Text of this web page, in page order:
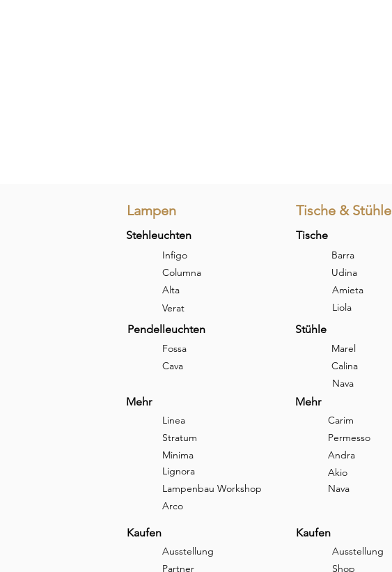
Lampen
Stehleuchten
Infigo
Columna
Alta
Pendelleuchten
Fossa
Cava
Mehr
Linea
Stratum
Minima
Lignora
Lampenbau Workshop
Tische & Stühle
Tische
Barra
Udina
Amieta
Liola
Stühle
Marel
Calina
Nava
Mehr
Carim
Permesso
Andra
Akio
Nava
Arco
Kaufen
Ausstellung
Partner
Kaufen
Ausstellung
Shop
Verat